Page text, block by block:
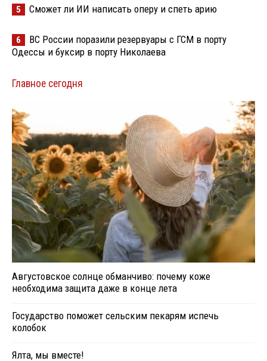
5 Сможет ли ИИ написать оперу и спеть арию
6
ВС России поразили резервуары с ГСМ в порту
Одессы и буксир в порту Николаева
Главное сегодня
Августовское солнце обманчиво: почему коже
необходима защита даже в конце лета
Государство поможет сельским пекарям испечь
колобок
Ялта, мы вместе!